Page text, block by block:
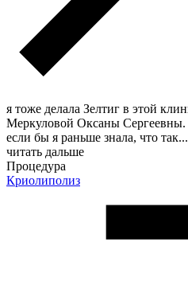
я тоже делала Зелтиг в этой
Меркуловой Оксаны Сергеевны.
если бы я раньше знала, что так...
читать дальше
Процедура
Криолиполиз